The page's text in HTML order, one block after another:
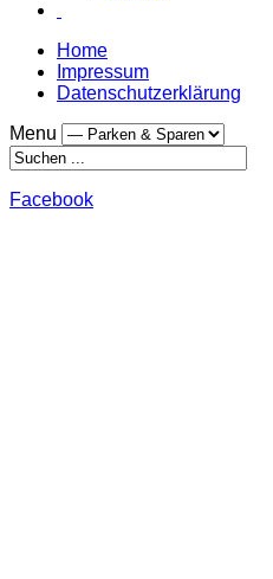
Home
Impressum
Datenschutzerklärung
Menu
Facebook